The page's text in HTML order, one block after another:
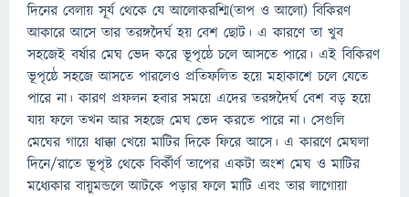
দিনের বেলায় সূর্য থেকে যে আলোকরশ্মি(তাপ ও আলো) বিকিরণ
আকারে আসে তার তরঙ্গদৈর্ঘ হয় বেশ ছোট। এ কারণে তা খুব
সহজেই বর্ষার মেঘ ভেদ করে ভূপৃষ্ঠে চলে আসতে পারে। এই বিকিরণ
ভূপৃষ্ঠে সহজে আসতে পারলেও প্রতিফলিত হয়ে মহাকাশে চলে যেতে
পারে না। কারণ প্রফলন হবার সময়ে এদের তরঙ্গদৈর্ঘ বেশ বড় হয়ে
যায় ফলে তখন আর সহজে মেঘ ভেদ করতে পারে না। সেগুলি
মেঘের গায়ে ধাক্কা খেয়ে মাটির দিকে ফিরে আসে। এ কারণে মেঘলা
দিনে/রাতে ভূপৃষ্ট থেকে বির্কীর্ণ তাপের একটা অংশ মেঘ ও মাটির
মধ্যেকার বায়ুমন্ডলে আটকে পড়ার ফলে মাটি এবং তার লাগোয়া